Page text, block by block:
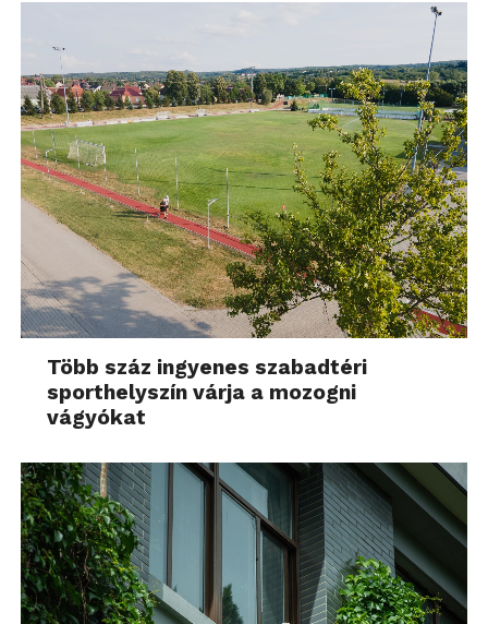
Több száz ingyenes szabadtéri
sporthelyszín várja a mozogni
vágyókat